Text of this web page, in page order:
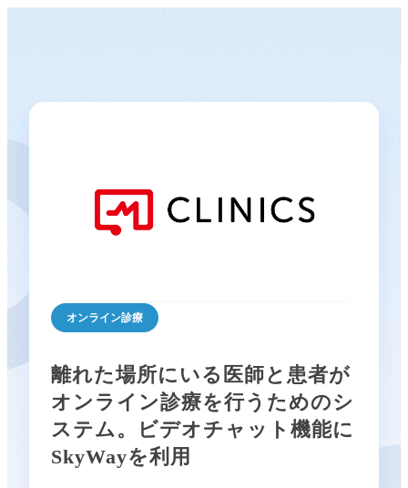
オンライン診療
離れた場所にいる医師と患者が
オンライン診療を行うためのシ
ステム。ビデオチャット機能に
SkyWayを利用